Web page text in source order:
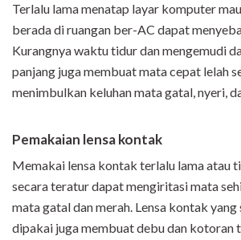
Terlalu lama menatap layar komputer
berada di ruangan ber-AC dapat
Kurangnya waktu tidur dan mengemudi
panjang juga membuat mata cepat lelah
menimbulkan keluhan mata gatal, nyeri,
Pemakaian lensa kontak
Memakai lensa kontak terlalu lama atau
secara teratur dapat mengiritasi mata
mata gatal dan merah. Lensa kontak
dipakai juga membuat debu dan kotoran